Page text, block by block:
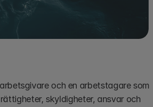
och en arbetstagare som
skyldigheter, ansvar och